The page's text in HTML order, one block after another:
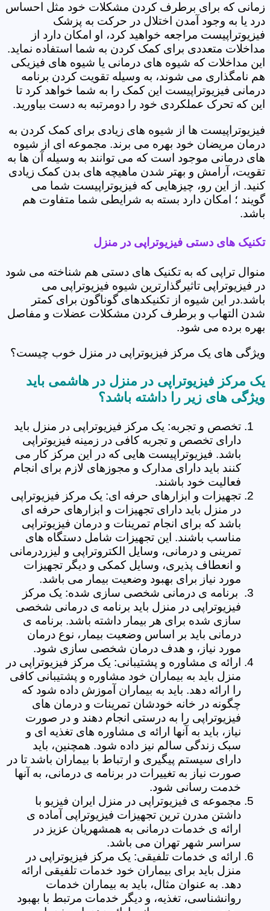
زمانی که برای برطرف کردن مشکلات خود مثل احساس
درد یا به وجود آمدن اختلال در حرکت به پزشک
فیزیوتراپیست مراجعه خواهید کرد، او امکان دارد از
مداخلات متعددی برای کمک کردن به شما استفاده نماید.
این مداخلات که شیوه های درمانی یا شیوه های فیزیکی
هم نامگذاری می شوند، به وسیله تقویت کردن برنامه
درمانی فیزیوتراپیست این کمک را به شما خواهد کرد تا
این که تحرک عملکردی خود را دومرتبه به دست بیاورید.
فیزیوتراپیست ها از شیوه های زیادی برای کمک کردن به
درمان مریضان خود بهره می برند. مجموعه ای از شیوه
های درمانی موجود است که می توانند به وسیله آن ها به
تقویت، آرامش و بهتر شدن ماهیچه های بدن کمک زیادی
کنید. از این رو، چیزهایی که فیزیوتراپیست شما می
گویند ؛ امکان دارد بسته به شرایطی شما متفاوت هم
باشد.
تکنیک های دستی فیزیوتراپی در منزل
منوال تراپی که به تکنیک های دستی هم شناخته می شود
در فیزیوتراپی تاثیرگذارترین شیوه فیزیوتراپی می
باشد.در این شیوه از تکنیکدهای گوناگون برای کمتر
شدن التهاب و برطرف کردن مشکلات عضلات و مفاصل
بهره برده می شود.
ویژگی های یک مرکز فیزیوتراپی در منزل خوب چیست؟
یک مرکز فیزیوتراپی در منزل در هاشمی باید
ویژگی های زیر را داشته باشد؟
تخصص و تجربه: یک مرکز فیزیوتراپی در منزل باید
دارای تخصص و تجربه کافی در زمینه فیزیوتراپی
باشد. فیزیوتراپیست هایی که در این مرکز کار می
کنند باید دارای مدارک و مجوزهای لازم برای انجام
فعالیت خود باشند.
تجهیزات و ابزارهای حرفه ای: یک مرکز فیزیوتراپی
در منزل باید دارای تجهیزات و ابزارهای حرفه ای
باشد که برای انجام تمرینات و درمان فیزیوتراپی
مناسب باشند. این تجهیزات شامل دستگاه های
تمرینی و درمانی، وسایل الکتروتراپی و لیزردرمانی
و انعطاف پذیری، وسایل کمکی و دیگر تجهیزات
مورد نیاز برای بهبود وضعیت بیمار می باشد.
برنامه ی درمانی شخصی سازی شده: یک مرکز
فیزیوتراپی در منزل باید برنامه ی درمانی شخصی
سازی شده برای هر بیمار داشته باشد. برنامه ی
درمانی باید بر اساس وضعیت بیمار، نوع درمان
مورد نیاز، و هدف درمان شخصی سازی شود.
ارائه ی مشاوره و پشتیبانی: یک مرکز فیزیوتراپی در
منزل باید به بیماران خود مشاوره و پشتیبانی کافی
را ارائه دهد. باید به بیماران آموزش داده شود که
چگونه در خانه خودشان تمرینات و درمان های
فیزیوتراپی را به درستی انجام دهند و در صورت
نیاز، باید به آنها ارائه ی مشاوره های تغذیه ای و
سبک زندگی سالم نیز داده شود. همچنین، باید
دارای سیستم پیگیری و ارتباط با بیماران باشد تا در
صورت نیاز به تغییرات در برنامه ی درمانی، به آنها
خدمت رسانی شود.
مجموعه ی فیزیوتراپی در منزل ایران فیزیو با
داشتن مدرن ترین تجهیزات فیزیوتراپی آماده ی
ارائه ی خدمات درمانی به همشهریان عزیز در
سراسر شهر تهران می باشد.
ارائه ی خدمات تلفیقی: یک مرکز فیزیوتراپی در
منزل باید برای بیماران خود خدمات تلفیقی ارائه
دهد. به عنوان مثال، باید به بیماران خدمات
روانشناسی، تغذیه، و دیگر خدمات مرتبط با بهبود